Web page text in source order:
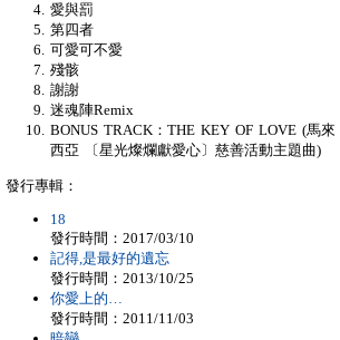
愛與罰
第四者
可愛可不愛
殘骸
謝謝
迷魂陣Remix
BONUS TRACK：THE KEY OF LOVE (馬來
西亞 〔星光燦爛獻愛心〕慈善活動主題曲)
發行專輯：
18
發行時間：2017/03/10
記得,是最好的遺忘
發行時間：2013/10/25
你愛上的…
發行時間：2011/11/03